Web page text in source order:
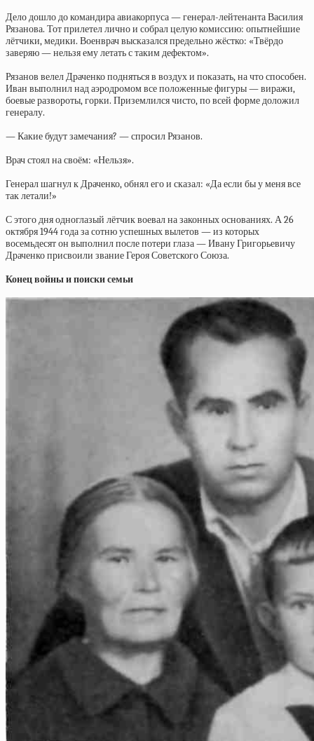
Дело дошло до командира авиакорпуса — генерал-лейтенанта Василия
Рязанова. Тот прилетел лично и собрал целую комиссию: опытнейшие
лётчики, медики. Военврач высказался предельно жёстко: «Твёрдо
заверяю — нельзя ему летать с таким дефектом».
Рязанов велел Драченко подняться в воздух и показать, на что способен.
Иван выполнил над аэродромом все положенные фигуры — виражи,
боевые развороты, горки. Приземлился чисто, по всей форме доложил
генералу.
— Какие будут замечания? — спросил Рязанов.
Врач стоял на своём: «Нельзя».
Генерал шагнул к Драченко, обнял его и сказал: «Да если бы у меня все
так летали!»
С этого дня одноглазый лётчик воевал на законных основаниях. А 26
октября 1944 года за сотню успешных вылетов — из которых
восемьдесят он выполнил после потери глаза — Ивану Григорьевичу
Драченко присвоили звание Героя Советского Союза.
Конец войны и поиски семьи